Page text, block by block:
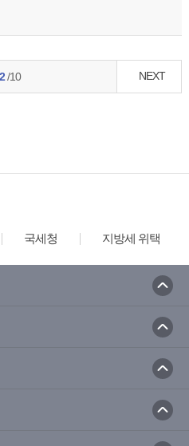
2/10 NEXT
국세청 지방세 위택스